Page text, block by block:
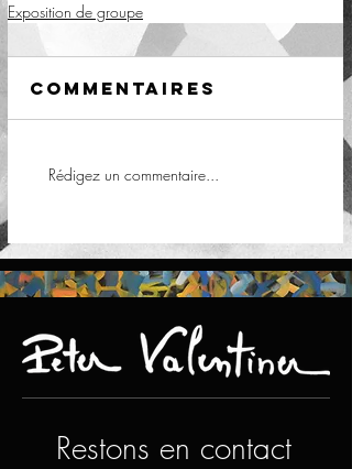
Exposition de groupe
Commentaires
Rédigez un commentaire...
Restons en contact